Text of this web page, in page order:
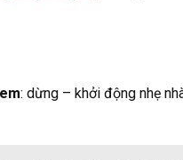
: dừng – khởi động nhẹ